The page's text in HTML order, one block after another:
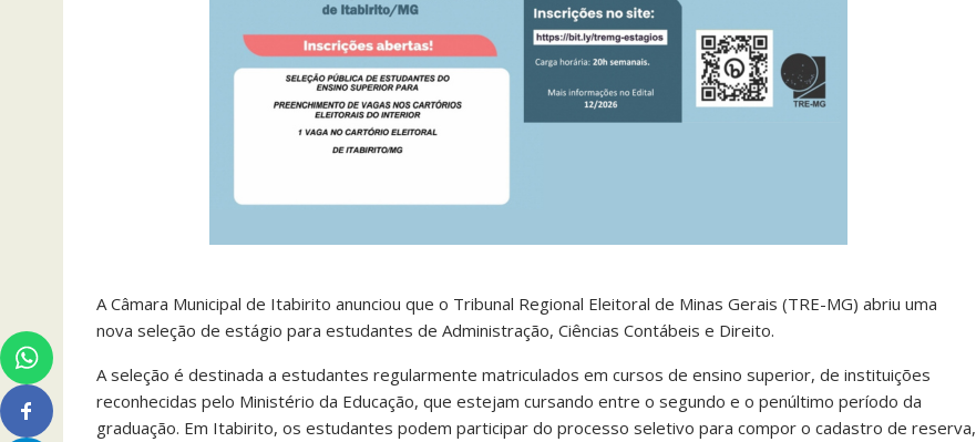
A Câmara Municipal de Itabirito anunciou que o Tribunal Regional Eleitoral de Minas Gerais (TRE-MG) abriu uma
nova seleção de estágio para estudantes de Administração, Ciências Contábeis e Direito.
A seleção é destinada a estudantes regularmente matriculados em cursos de ensino superior, de instituições
reconhecidas pelo Ministério da Educação, que estejam cursando entre o segundo e o penúltimo período da
graduação. Em Itabirito, os estudantes podem participar do processo seletivo para compor o cadastro de reserva,